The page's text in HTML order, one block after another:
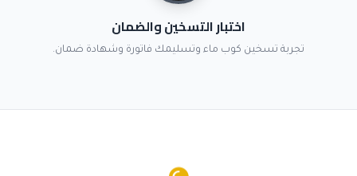
اختبار التسخين والضمان
تجربة تسخين كوب ماء وتسليمك فاتورة وشهادة ضمان.